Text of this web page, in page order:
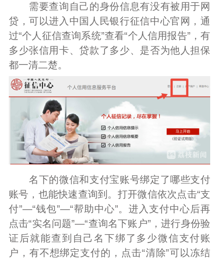
需要查询自己的身份信息有没有被用于网
贷，可以进入中国人民银行征信中心官网，通
过“个人征信查询系统”查看“个人信用报告”，有
多少张信用卡、贷款了多少、是否为他人担保
都一清二楚。
名下的微信和支付宝账号绑定了哪些支付
账号，也能快速查询到。打开微信依次点击“支
付”—“钱包”—“帮助中心”。进入支付中心后再
点击“实名问题”—“查询名下账户”，进行身份验
证后就能查到自己名下绑了多少微信支付账
户，有不想绑定支付的，点击“清除”可以冻结